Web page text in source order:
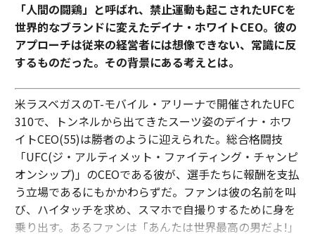
「人間の闘鶏」と呼ばれ、禁止運動も起こされたUFCを
世界的なブランドに変えたデイナ・ホワイトCEO。彼の
アプローチは従来の経営者には想像できない、常識に反
するものだった。その背景にある考えとは。
米ラスベガスのT-モバイル・アリーナで開催されたUFC
310で、トンネルから出てきたスーツ姿のデイナ・ホワ
イトCEO(55)は勝者のように迎えられた。総合格闘技
「UFC(ジ・アルティメット・ファイティング・チャンピ
オンシップ)」のCEOである彼が、選手たちに報酬を支払
う立場であるにもかかわらずだ。ファンは彼の名前を叫
び、ハイタッチを求め、スマホで自撮りするために身を
乗り出す。あるファンは「あんたは世界最高の男だよ!」